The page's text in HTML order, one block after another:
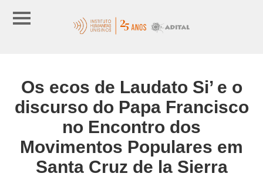
Os ecos de Laudato Si’ e o
discurso do Papa Francisco
no Encontro dos
Movimentos Populares em
Santa Cruz de la Sierra